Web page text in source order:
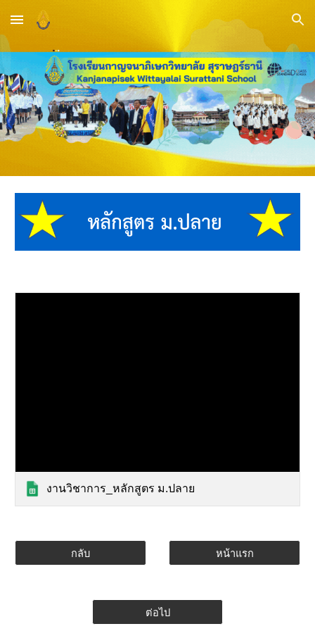
Skip to main content Skip to navigation
งานวิชาการ_หลักสูตร ม.ปลาย
กลับ หน้าแรก
ต่อไป